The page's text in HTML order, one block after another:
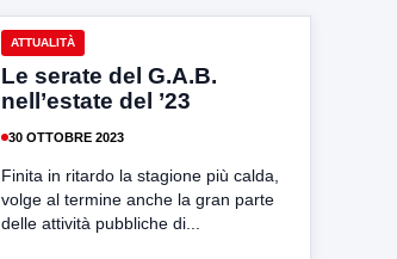
ATTUALITÀ
Le serate del G.A.B.
nell’estate del ’23
30 OTTOBRE 2023
Finita in ritardo la stagione più calda,
volge al termine anche la gran parte
delle attività pubbliche di...